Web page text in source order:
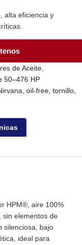
alta eficiencia y
de Aceite
50–476 HP
oil-free tornillo
HPM®, aire 100%
sin elementos de
silenciosa, bajo
ideal para